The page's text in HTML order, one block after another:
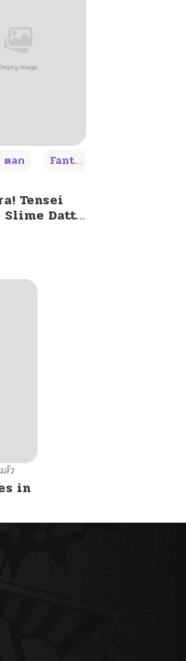
+4
ตลก Fantasy แฟนตาซี
Tensei
Datta
ว
in